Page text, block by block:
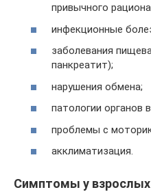
привычного
инфекционные
заболевания
панкреатит);
нарушения обмена;
патологии органов
проблемы с
акклиматизация.
Симптомы у взрослых